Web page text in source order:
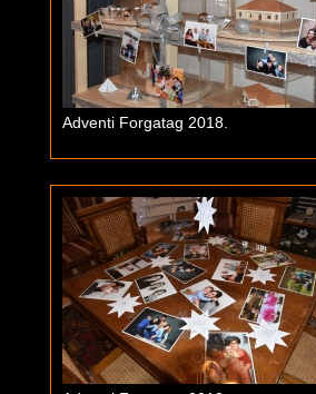
Adventi Forgatag 2018.